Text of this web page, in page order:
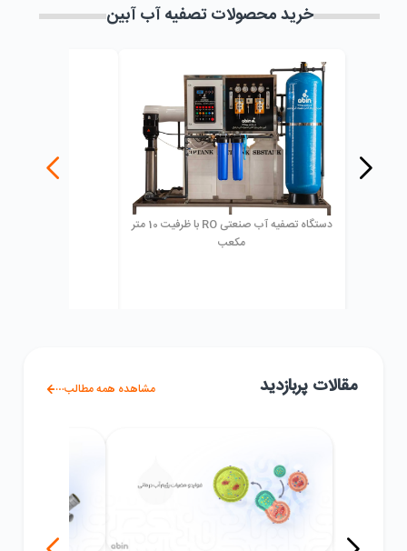
خرید محصولات تصفیه آب آبین
دستگاه تصفیه آب صنعتی RO با ظرفیت 10 متر
مکعب
مقالات پربازدید مشاهده همه مطالب